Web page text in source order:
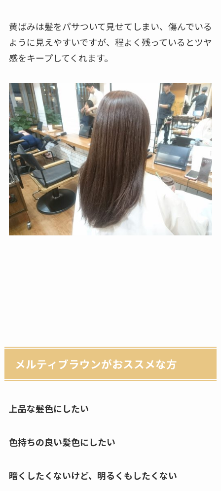
黄ばみは髪をパサついて見せてしまい、傷んでいる
ように見えやすいですが、程よく残っているとツヤ
感をキープしてくれます。
メルティブラウンがおススメな方
上品な髪色にしたい
色持ちの良い髪色にしたい
暗くしたくないけど、明るくもしたくない